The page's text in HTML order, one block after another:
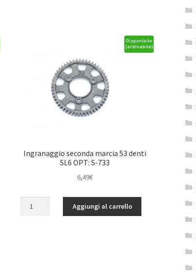
Disponibile
(ordinabile)
Ingranaggio seconda marcia 53 denti
SL6 OPT: S-733
6,49€
Aggiungi al carrello